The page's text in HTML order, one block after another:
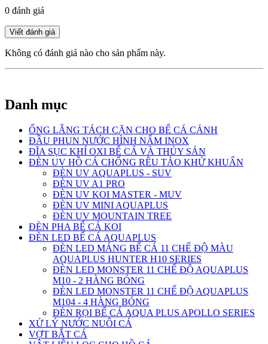
0 đánh giá
Không có đánh giá nào cho sản phẩm này.
Danh mục
ỐNG LẮNG TÁCH CẶN CHO BỂ CÁ CẢNH
ĐẦU PHUN NƯỚC HÌNH NẤM INOX
ĐĨA SỤC KHÍ OXI BỂ CÁ VÀ THỦY SẢN
ĐÈN UV HỒ CÁ CHỐNG RÊU TẢO KHỬ KHUẨN
ĐÈN UV AQUAPLUS - SUV
ĐÈN UV A1 PRO
ĐÈN UV KOI MASTER - MUV
ĐÈN UV MINI AQUAPLUS
ĐÈN UV MOUNTAIN TREE
ĐÈN PHA BỂ CÁ KOI
ĐÈN LED BỂ CÁ AQUAPLUS
ĐÈN LED MÁNG BỂ CÁ 11 CHẾ ĐỘ MÀU
AQUAPLUS HUNTER H10 SERIES
ĐÈN LED MONSTER 11 CHẾ ĐỘ AQUAPLUS
M10 - 2 HÀNG BÓNG
ĐÈN LED MONSTER 11 CHẾ ĐỘ AQUAPLUS
M104 - 4 HÀNG BÓNG
ĐÈN RỌI BỂ CÁ AQUA PLUS APOLLO SERIES
XỬ LÝ NƯỚC NUÔI CÁ
VỢT BẮT CÁ